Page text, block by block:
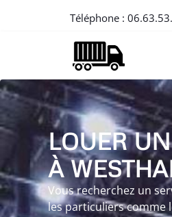
Téléphone :
LOUER
À
Vous recherchez un
les particuliers comme